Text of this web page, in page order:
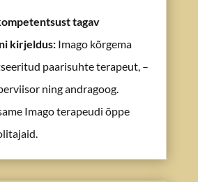
tagav
kirjeldus:Imago kõrgema
paarisuhte terapeut, –
ning andragoog.
Imago terapeudi õppe